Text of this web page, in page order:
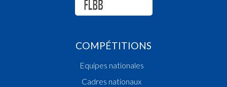
COMPÉTITIONS
Equipes nationales
Cadres nationaux